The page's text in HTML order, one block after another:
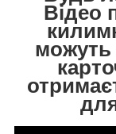
Відео
можуть